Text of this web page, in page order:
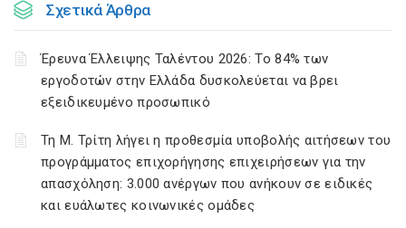
Σχετικά Άρθρα
Έρευνα Έλλειψης Ταλέντου 2026: Το 84% των
εργοδοτών στην Ελλάδα δυσκολεύεται να βρει
εξειδικευμένο προσωπικό
Τη Μ. Τρίτη λήγει η προθεσμία υποβολής αιτήσεων του
προγράμματος επιχορήγησης επιχειρήσεων για την
απασχόληση: 3.000 ανέργων που ανήκουν σε ειδικές
και ευάλωτες κοινωνικές ομάδες